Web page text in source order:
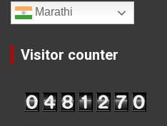
Marathi
Visitor counter